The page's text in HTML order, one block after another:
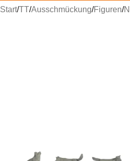
Start/TT/Ausschmückung/Figuren/